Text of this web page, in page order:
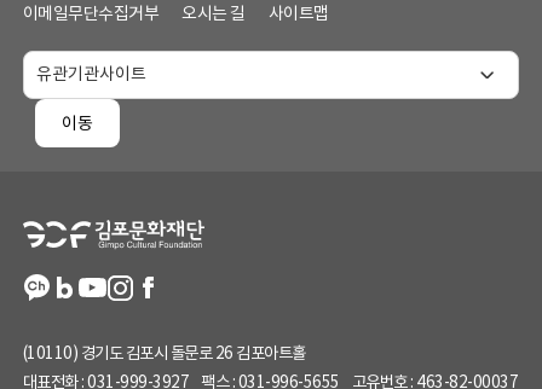
이메일무단수집거부
오시는 길 사이트맵
이동
(10110) 경기도 김포시 돌문로 26 김포아트홀
대표전화 :031-999-3927 팩스 :031-996-5655 고유번호 : 463-82-00037